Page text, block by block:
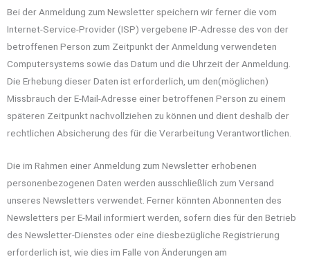
Bei der Anmeldung zum Newsletter speichern wir ferner die vom
Internet-Service-Provider (ISP) vergebene IP-Adresse des von der
betroffenen Person zum Zeitpunkt der Anmeldung verwendeten
Computersystems sowie das Datum und die Uhrzeit der Anmeldung.
Die Erhebung dieser Daten ist erforderlich, um den(möglichen)
Missbrauch der E-Mail-Adresse einer betroffenen Person zu einem
späteren Zeitpunkt nachvollziehen zu können und dient deshalb der
rechtlichen Absicherung des für die Verarbeitung Verantwortlichen.
Die im Rahmen einer Anmeldung zum Newsletter erhobenen
personenbezogenen Daten werden ausschließlich zum Versand
unseres Newsletters verwendet. Ferner könnten Abonnenten des
Newsletters per E-Mail informiert werden, sofern dies für den Betrieb
des Newsletter-Dienstes oder eine diesbezügliche Registrierung
erforderlich ist, wie dies im Falle von Änderungen am